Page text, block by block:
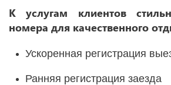
К услугам клиентов
номера для качественного
Ускоренная регистрация
Ранняя регистрация заезда